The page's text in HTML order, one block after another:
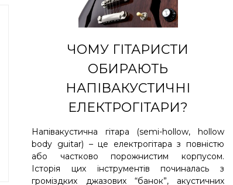
ЧОМУ ГІТАРИСТИ
ОБИРАЮТЬ
НАПІВАКУСТИЧНІ
ЕЛЕКТРОГІТАРИ?
Напівакустична гітара (semi-hollow, hollow
body guitar) – це електрогітара з повністю
або частково порожнистим корпусом.
Історія цих інструментів починалась з
громіздких джазових “банок”, акустичних